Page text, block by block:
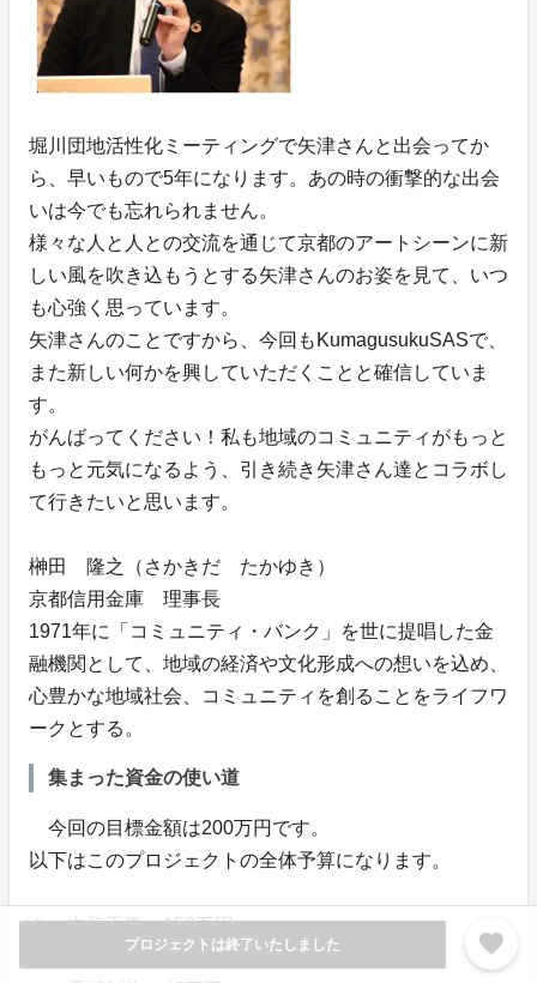
プロジェクトは終了いたしました favorite
堀川団地活性化ミーティングで矢津さんと出会ってか
ら、早いもので5年になります。あの時の衝撃的な出会
いは今でも忘れられません。
様々な人と人との交流を通じて京都のアートシーンに新
しい風を吹き込もうとする矢津さんのお姿を見て、いつ
も心強く思っています。
矢津さんのことですから、今回もKumagusukuSASで、
また新しい何かを興していただくことと確信していま
す。
がんばってください！私も地域のコミュニティがもっと
もっと元気になるよう、引き続き矢津さん達とコラボし
て行きたいと思います。
榊󠄀田 隆之（さかきだ たかゆき）
京都信用金庫 理事長
1971年に「コミュニティ・バンク」を世に提唱した金
融機関として、地域の経済や文化形成への想いを込め、
心豊かな地域社会、コミュニティを創ることをライフワ
ークとする。
集まった資金の使い道
今回の目標金額は200万円です。
以下はこのプロジェクトの全体予算になります。
１．内装工事…150万円
２．店舗入口部分工事…50万円